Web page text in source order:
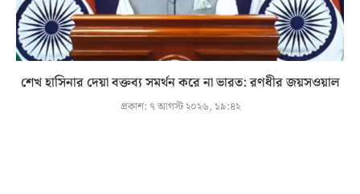
শেখ হাসিনার দেয়া বক্তব্য সমর্থন করে না ভারত: রণধীর জয়সওয়াল
প্রকাশ: ৭ আগস্ট ২০২৬, ১৯:৪২